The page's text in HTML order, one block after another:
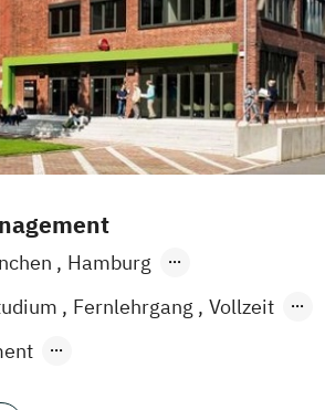
Hamburg
am Main Essen
Stuttgart
Fernlehrgang
Vollzeit